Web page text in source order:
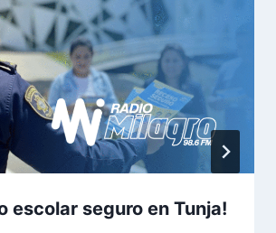
escolar seguro en Tunja!